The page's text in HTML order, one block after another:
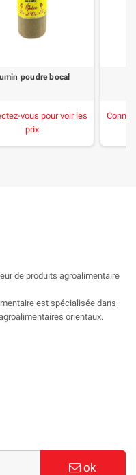
poudre bocal
vous pour voir les
prix
de produits agroalimentaire
est spécialisée dans
orientaux.
ok